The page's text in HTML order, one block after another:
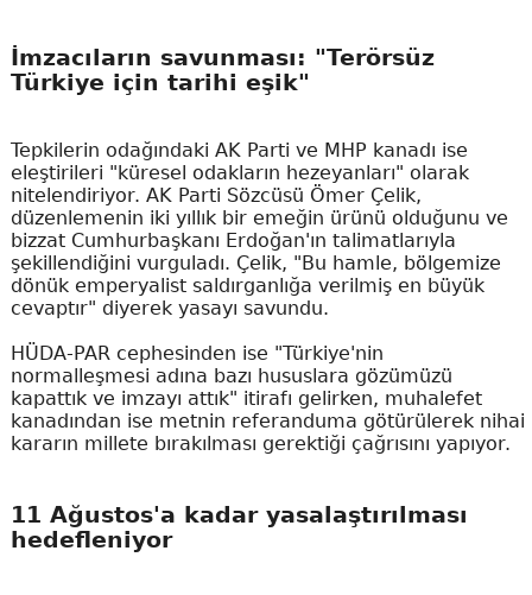
İmzacıların savunması: "Terörsüz
Türkiye için tarihi eşik"
Tepkilerin odağındaki AK Parti ve MHP kanadı ise
eleştirileri "küresel odakların hezeyanları" olarak
nitelendiriyor. AK Parti Sözcüsü Ömer Çelik,
düzenlemenin iki yıllık bir emeğin ürünü olduğunu ve
bizzat Cumhurbaşkanı Erdoğan'ın talimatlarıyla
şekillendiğini vurguladı. Çelik, "Bu hamle, bölgemize
dönük emperyalist saldırganlığa verilmiş en büyük
cevaptır" diyerek yasayı savundu.
HÜDA-PAR cephesinden ise "Türkiye'nin
normalleşmesi adına bazı hususlara gözümüzü
kapattık ve imzayı attık" itirafı gelirken, muhalefet
kanadından ise metnin referanduma götürülerek nihai
kararın millete bırakılması gerektiği çağrısını yapıyor.
11 Ağustos'a kadar yasalaştırılması
hedefleniyor